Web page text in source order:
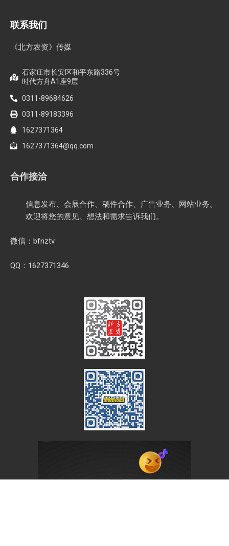
联系我们
《北方农资》传媒
石家庄市长安区和平东路336号
时代方舟A1座9层
0311-89684626
0311-89183396
1627371364
1627371364@qq.com
合作接洽
信息发布、会展合作、稿件合作、广告业务、网站业务。
欢迎将您的意见、想法和需求告诉我们。
微信：bfnztv
QQ：1627371346